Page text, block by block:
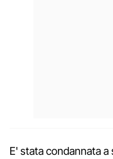
E' stata condannata